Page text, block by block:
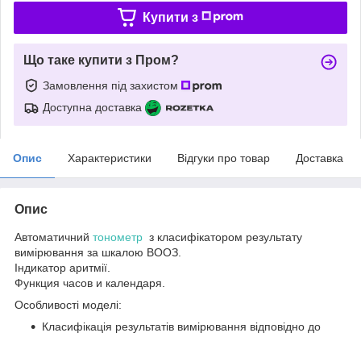
Купити з
Що таке купити з Пром?
Замовлення під захистом
Доступна доставка
Опис Характеристики Відгуки про товар Доставка
Опис
Автоматичний тонометр з класифікатором результату
вимірювання за шкалою ВООЗ.
Індикатор аритмії.
Функция часов и календаря.
Особливості моделі:
Класифікація результатів вимірювання відповідно до